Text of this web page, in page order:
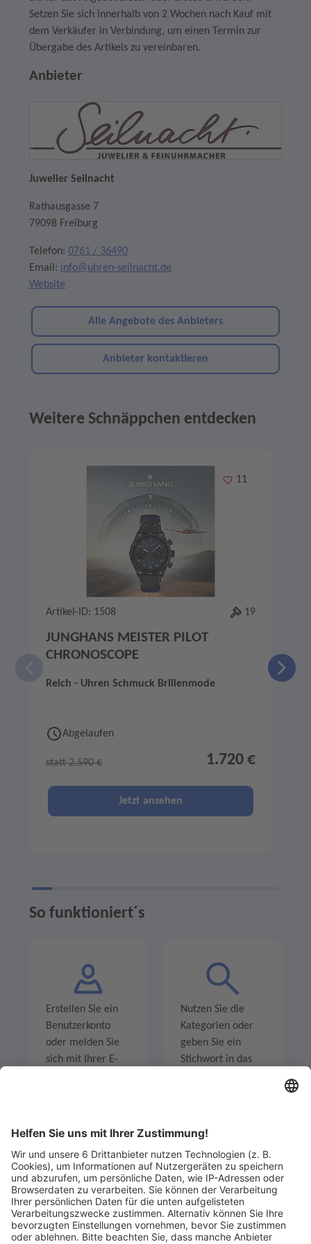
Setzen Sie sich innerhalb von 2 Wochen nach Kauf mit
dem Verkäufer in Verbindung, um einen Termin zur
Übergabe des Artikels zu vereinbaren.
Anbieter
Juwelier Seilnacht
Rathausgasse 7
79098 Freiburg
Telefon: 0761 / 36490
Email: info@uhren-seilnacht.de
Website
Alle Angebote des Anbieters
Anbieter kontaktieren
Weitere Schnäppchen entdecken
Merken
11
Artikel-ID: 1508 19
JUNGHANS MEISTER PILOT
CHRONOSCOPE
Reich - Uhren Schmuck Brillenmode
Abgelaufen
statt 2.590 € 1.720 €
Jetzt ansehen
So funktioniert´s
Erstellen Sie ein
Benutzerkonto
oder melden Sie
sich mit Ihrer E-
Nutzen Sie die
Kategorien oder
geben Sie ein
Stichwort in das
Legen Sie zum
Mitbieten eine
Sind Sie am Ende
der